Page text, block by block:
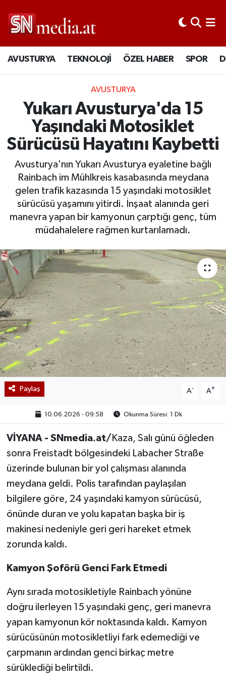
AVUSTURYA TEKNOLOJİ ÖZEL HABER SPOR
AVUSTURYA
Yukarı Avusturya'da 15
Yaşındaki Motosiklet
Sürücüsü Hayatını Kaybetti
Avusturya'nın Yukarı Avusturya eyaletine bağlı
Rainbach im Mühlkreis kasabasında meydana
gelen trafik kazasında 15 yaşındaki motosiklet
sürücüsü yaşamını yitirdi. İnşaat alanında geri
manevra yapan bir kamyonun çarptığı genç, tüm
müdahalelere rağmen kurtarılamadı.
Paylaş A- A+
10.06.2026 - 09:58 Okunma Süresi: 1 Dk
VİYANA - SNmedia.at/ Kaza, Salı günü öğleden
sonra Freistadt bölgesindeki Labacher Straße
üzerinde bulunan bir yol çalışması alanında
meydana geldi. Polis tarafından paylaşılan
bilgilere göre, 24 yaşındaki kamyon sürücüsü,
önünde duran ve yolu kapatan başka bir iş
makinesi nedeniyle geri geri hareket etmek
zorunda kaldı.
Kamyon Şoförü Genci Fark Etmedi
Aynı sırada motosikletiyle Rainbach yönüne
doğru ilerleyen 15 yaşındaki genç, geri manevra
yapan kamyonun kör noktasında kaldı. Kamyon
sürücüsünün motosikletliyi fark edemediği ve
çarpmanın ardından genci birkaç metre
sürüklediği belirtildi.